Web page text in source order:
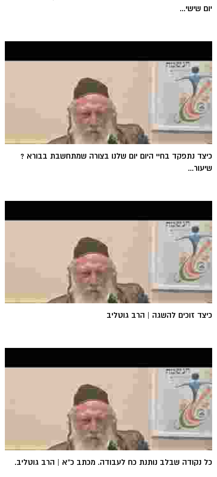
יום שישי...
כיצד נתפקד בחיי היום יום שלנו בצורה שמתחשבת בבורא ?
שיעור...
כיצד זוכים להשגה | הרב גוטליב
כל נקודה שבלב נותנת כח לעבודה. מכתב כ"א | הרב גוטליב.